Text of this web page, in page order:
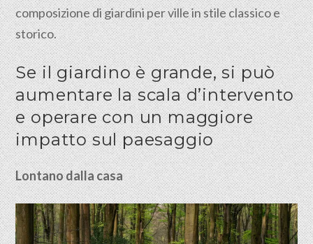
composizione di giardini per ville in stile classico e
storico.
Se il giardino è grande, si può
aumentare la scala d’intervento
e operare con un maggiore
impatto sul paesaggio
Lontano dalla casa